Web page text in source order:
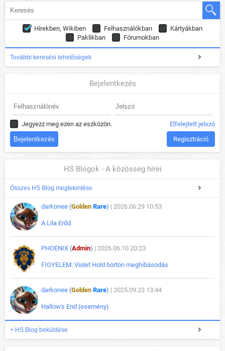
Hírekben, Wikiben Felhasználókban
Kártyákban
Paklikban
Fórumokban
További keresési lehetőségek
Bejelentkezés
Jegyezz meg ezen az eszközön. Elfelejtett jelszó
Regisztráció
HS Blogok - A közösség hírei
Összes HS Blog megtekintése
darkonee (Golden Rare) | 2026.06.29 10:53
A Lila Erőd
PHOENIX (Admin) | 2026.06.10 20:23
FIGYELEM: Violet Hold börtön meghibásodás
darkonee (Golden Rare) | 2025.09.23 13:44
Hallow's End (esemény)
+ HS Blog beküldése